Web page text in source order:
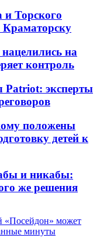
и Торского
на
контроль
эксперты
положены
детей к
и никабы:
же решения
«Посейдон» может
минуты